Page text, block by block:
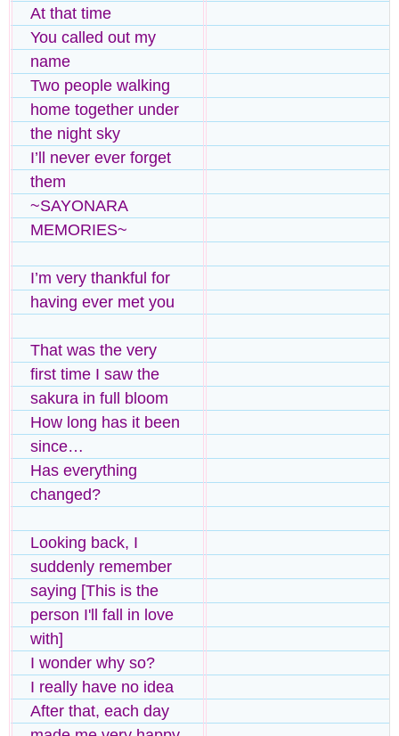
At that time
You called out my
name
Two people walking
home together under
the night sky
I’ll never ever forget
them
~SAYONARA
MEMORIES~
I’m very thankful for
having ever met you
That was the very
first time I saw the
sakura in full bloom
How long has it been
since…
Has everything
changed?
Looking back, I
suddenly remember
saying [This is the
person I'll fall in love
with]
I wonder why so?
I really have no idea
After that, each day